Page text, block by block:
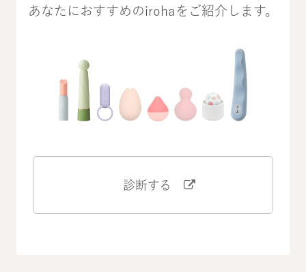
あなたにおすすめのirohaをご紹介します。
診断する